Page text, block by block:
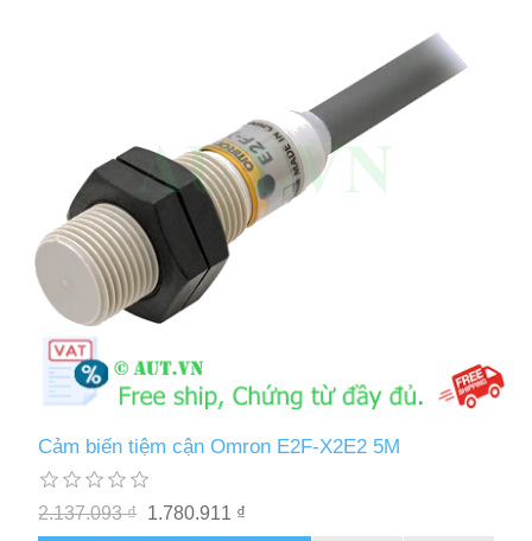
Cảm biến tiệm cận Omron E2F-X2E2 5M
2.137.093 ₫ 1.780.911 ₫